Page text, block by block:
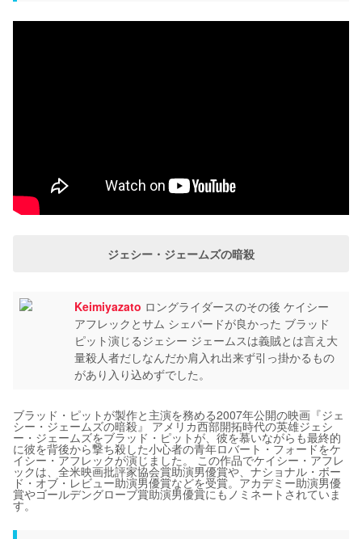
ジェシー・ジェームズの暗殺
Keimiyazato ロングライダースのその後 ケイシー
アフレックとサム シェパードが良かった ブラッド
ピット演じるジェシー ジェームスは義賊とは言え大
量殺人者だしなんだか肩入れ出来ず引っ掛かるもの
があり入り込めずでした。
ブラッド・ピットが製作と主演を務める2007年公開の映画『ジェ
シー・ジェームズの暗殺』 アメリカ西部開拓時代の英雄ジェシ
ー・ジェームズをブラッド・ピットが、彼を慕いながらも最終的
に彼を背後から撃ち殺した小心者の青年ロバート・フォードをケ
イシー・アフレックが演じました。 この作品でケイシー・アフレ
ックは、全米映画批評家協会賞助演男優賞や、ナショナル・ボー
ド・オブ・レビュー助演男優賞などを受賞。アカデミー助演男優
賞やゴールデングローブ賞助演男優賞にもノミネートされていま
す。